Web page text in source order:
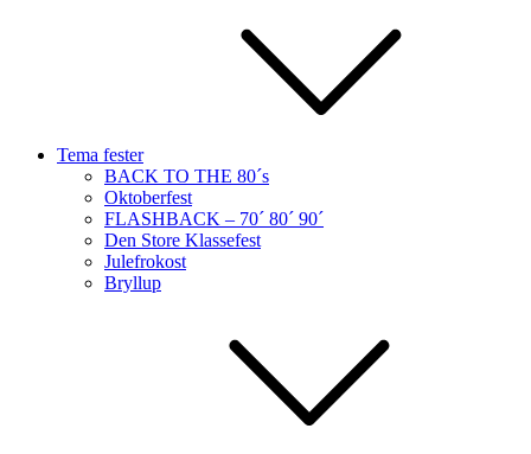
Tema fester
BACK TO THE 80´s
Oktoberfest
FLASHBACK – 70´ 80´ 90´
Den Store Klassefest
Julefrokost
Bryllup